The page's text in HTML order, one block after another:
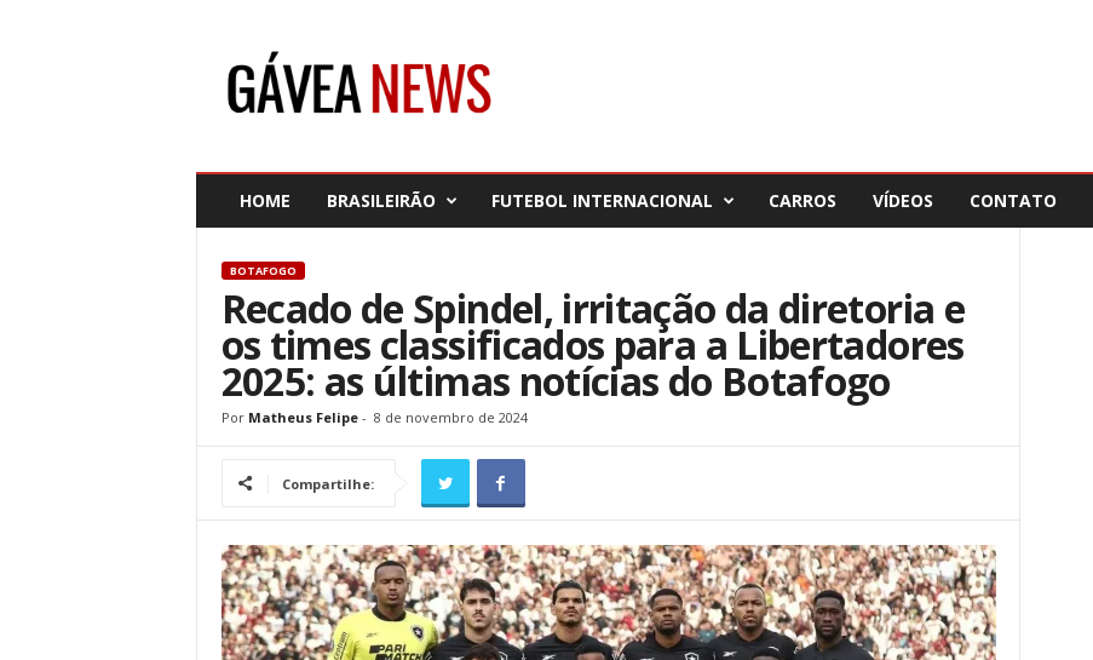
HOME BRASILEIRÃO FUTEBOL INTERNACIONAL CARROS VÍDEOS CONTATO
BOTAFOGO
Recado de Spindel, irritação da diretoria e
os times classificados para a Libertadores
2025: as últimas notícias do Botafogo
Por Matheus Felipe- 8 de novembro de 2024
Compartilhe: